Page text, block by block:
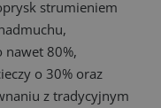
strumieniem
nawet 80%,
o 30% oraz
z tradycyjnym